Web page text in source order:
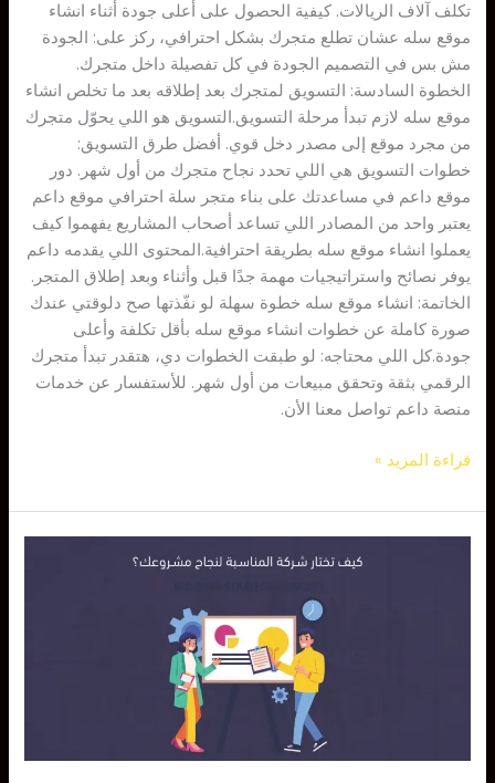
تكلف آلاف الريالات. كيفية الحصول على أعلى جودة أثناء انشاء
موقع سله عشان تطلع متجرك بشكل احترافي، ركز على: الجودة
مش بس في التصميم الجودة في كل تفصيلة داخل متجرك.
الخطوة السادسة: التسويق لمتجرك بعد إطلاقه بعد ما تخلص انشاء
موقع سله لازم تبدأ مرحلة التسويق.التسويق هو اللي يحوّل متجرك
من مجرد موقع إلى مصدر دخل قوي. أفضل طرق التسويق:
خطوات التسويق هي اللي تحدد نجاح متجرك من أول شهر. دور
موقع داعم في مساعدتك على بناء متجر سلة احترافي موقع داعم
يعتبر واحد من المصادر اللي تساعد أصحاب المشاريع يفهموا كيف
يعملوا انشاء موقع سله بطريقة احترافية.المحتوى اللي يقدمه داعم
يوفر نصائح واستراتيجيات مهمة جدًا قبل وأثناء وبعد إطلاق المتجر.
الخاتمة: انشاء موقع سله خطوة سهلة لو نفّذتها صح دلوقتي عندك
صورة كاملة عن خطوات انشاء موقع سله بأقل تكلفة وأعلى
جودة.كل اللي محتاجه: لو طبقت الخطوات دي، هتقدر تبدأ متجرك
الرقمي بثقة وتحقق مبيعات من أول شهر. للأستفسار عن خدمات
منصة داعم تواصل معنا الأن.
قراءة المزيد »